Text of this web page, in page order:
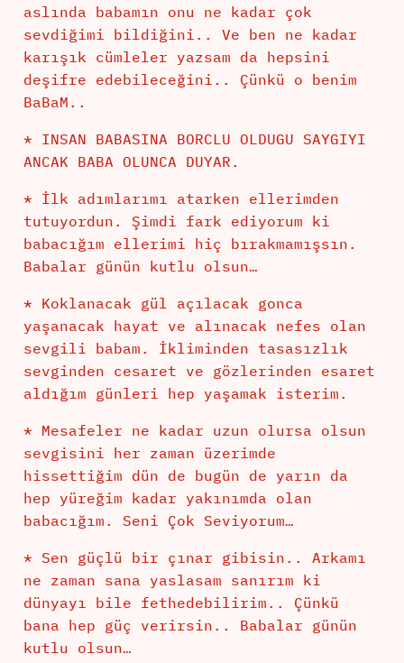
aslında babamın onu ne kadar çok
sevdiğimi bildiğini.. Ve ben ne kadar
karışık cümleler yazsam da hepsini
deşifre edebileceğini.. Çünkü o benim
BaBaM..
* INSAN BABASINA BORCLU OLDUGU SAYGIYI
ANCAK BABA OLUNCA DUYAR.
* İlk adımlarımı atarken ellerimden
tutuyordun. Şimdi fark ediyorum ki
babacığım ellerimi hiç bırakmamışsın.
Babalar günün kutlu olsun…
* Koklanacak gül açılacak gonca
yaşanacak hayat ve alınacak nefes olan
sevgili babam. İkliminden tasasızlık
sevginden cesaret ve gözlerinden esaret
aldığım günleri hep yaşamak isterim.
* Mesafeler ne kadar uzun olursa olsun
sevgisini her zaman üzerimde
hissettiğim dün de bugün de yarın da
hep yüreğim kadar yakınımda olan
babacığım. Seni Çok Seviyorum…
* Sen güçlü bir çınar gibisin.. Arkamı
ne zaman sana yaslasam sanırım ki
dünyayı bile fethedebilirim.. Çünkü
bana hep güç verirsin.. Babalar günün
kutlu olsun…